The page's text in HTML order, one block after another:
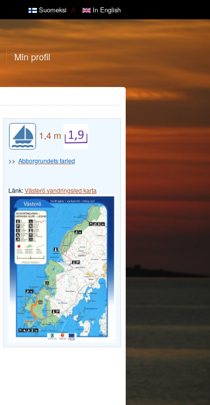
Suomeksi In English
Min profil
1,4 m
>> Abborgrundets farled
Länk:Västerö vandringsled karta